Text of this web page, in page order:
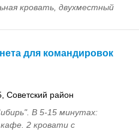
кровать, двухместный
для командировок
Советский район
В 5-15 минутах:
2 кровати с